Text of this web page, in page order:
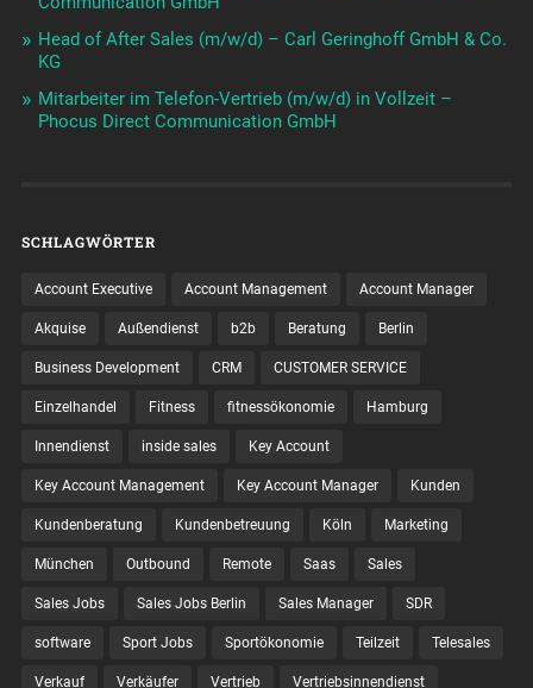
Head of After Sales (m/w/d) – Carl Geringhoff GmbH & Co.
KG
Mitarbeiter im Telefon-Vertrieb (m/w/d) in Vollzeit –
Phocus Direct Communication GmbH
SCHLAGWÖRTER
Account Executive Account Management Account Manager
Akquise Außendienst b2b Beratung Berlin
Business Development CRM CUSTOMER SERVICE
Einzelhandel Fitness fitnessökonomie Hamburg
Innendienst inside sales Key Account
Key Account Management Key Account Manager Kunden
Kundenberatung Kundenbetreuung Köln Marketing
München Outbound Remote Saas Sales
Sales Jobs Sales Jobs Berlin Sales Manager SDR
software Sport Jobs Sportökonomie Teilzeit Telesales
Verkauf Verkäufer Vertrieb Vertriebsinnendienst